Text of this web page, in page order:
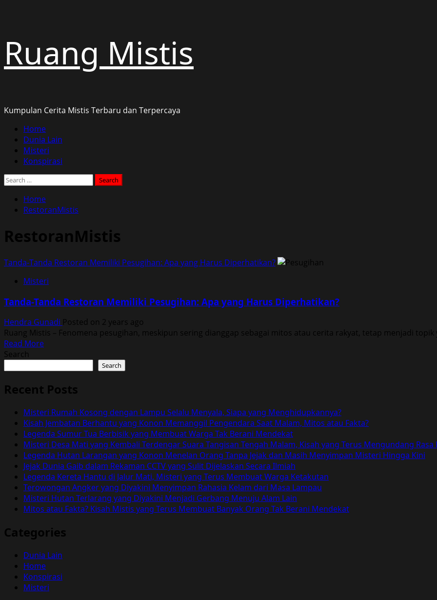
to
content
Ruang Mistis
Kumpulan Cerita Mistis Terbaru dan Terpercaya
Primary
Menu
Home
Dunia Lain
Misteri
Konspirasi
Search
Home
RestoranMistis
RestoranMistis
Tanda-Tanda Restoran Memiliki Pesugihan: Apa yang Harus Diperhatikan?
Misteri
Tanda-Tanda Restoran Memiliki Pesugihan: Apa yang Harus Diperhatikan?
Hendra Gunadi Posted on 2 years ago
Ruang Mistis – Fenomena pesugihan, meskipun sering dianggap sebagai mitos atau cerita rakyat, tetap menjadi
Read MoreRead
Tanda
Restoran
Memiliki
Pesugihan:
Apa
yang
Harus
Diperhatikan?
Search
Search
Recent Posts
Misteri Rumah Kosong dengan Lampu Selalu Menyala, Siapa yang Menghidupkannya?
Kisah Jembatan Berhantu yang Konon Memanggil Pengendara Saat Malam, Mitos atau Fakta?
Legenda Sumur Tua Berbisik yang Membuat Warga Tak Berani Mendekat
Misteri Desa Mati yang Kembali Terdengar Suara Tangisan Tengah Malam, Kisah yang Terus Mengundang Rasa
Legenda Hutan Larangan yang Konon Menelan Orang Tanpa Jejak dan Masih Menyimpan Misteri Hingga Kini
Jejak Dunia Gaib dalam Rekaman CCTV yang Sulit Dijelaskan Secara Ilmiah
Legenda Kereta Hantu di Jalur Mati, Misteri yang Terus Membuat Warga Ketakutan
Terowongan Angker yang Diyakini Menyimpan Rahasia Kelam dari Masa Lampau
Misteri Hutan Terlarang yang Diyakini Menjadi Gerbang Menuju Alam Lain
Mitos atau Fakta? Kisah Mistis yang Terus Membuat Banyak Orang Tak Berani Mendekat
Categories
Dunia Lain
Home
Konspirasi
Misteri